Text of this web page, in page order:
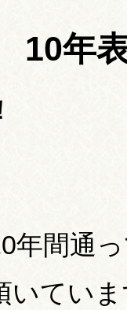
10年
年間通
いてい